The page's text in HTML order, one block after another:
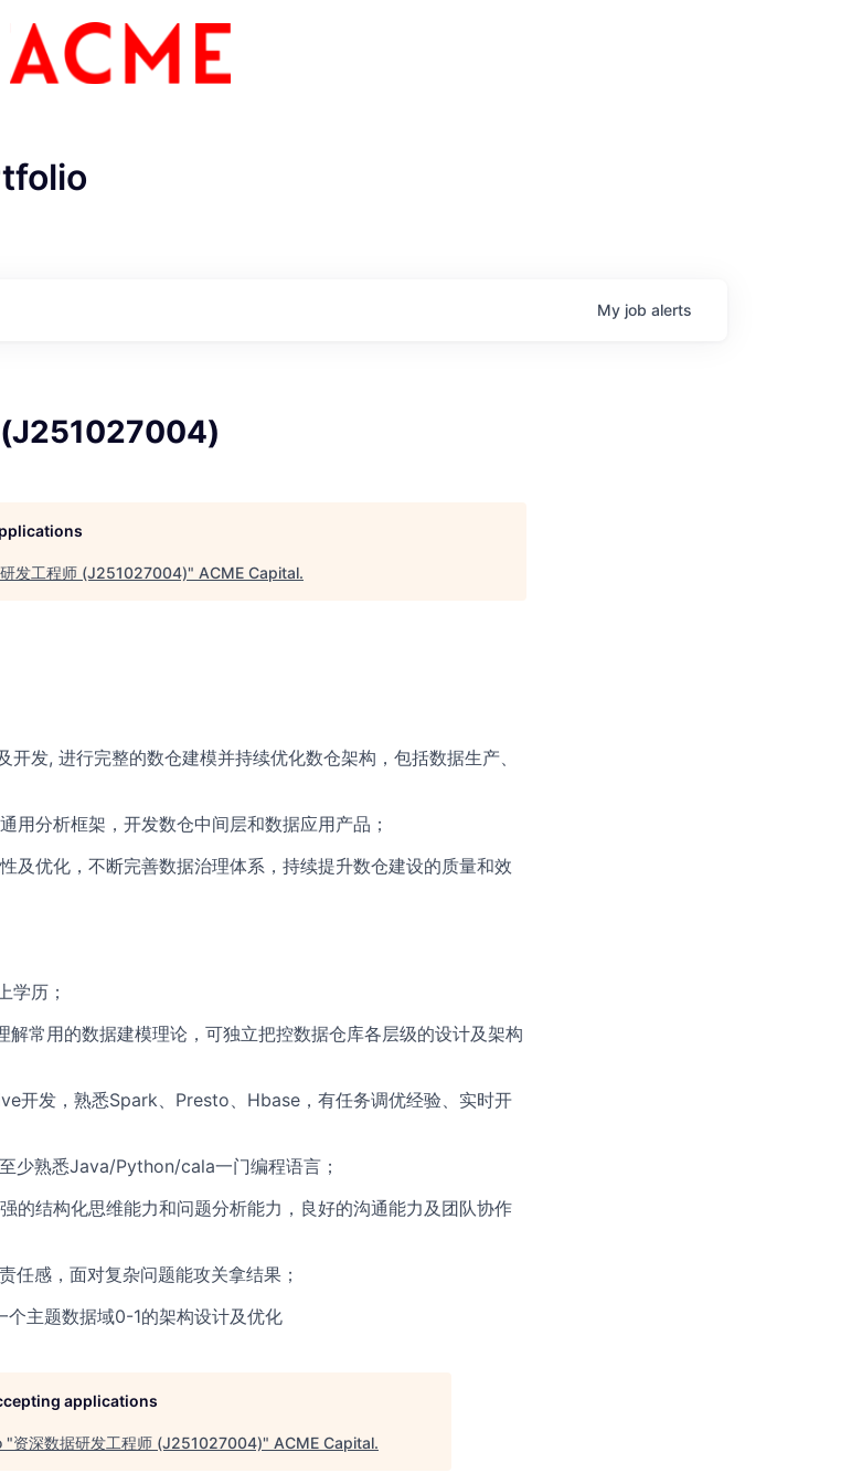
My job alerts
(J251027004)
发工程师 (J251027004)" ACME Capital.
开发, 进行完整的数仓建模并持续优化数仓架构，包括数据生产、
用分析框架，开发数仓中间层和数据应用产品；
及优化，不断完善数据治理体系，持续提升数仓建设的质量和效
学历；
常用的数据建模理论，可独立把控数据仓库各层级的设计及架构
开发，熟悉Spark、Presto、Hbase，有任务调优经验、实时开
少熟悉Java/Python/cala一门编程语言；
的结构化思维能力和问题分析能力，良好的沟通能力及团队协作
任感，面对复杂问题能攻关拿结果；
个主题数据域0-1的架构设计及优化
applications
"资深数据研发工程师 (J251027004)" ACME Capital.